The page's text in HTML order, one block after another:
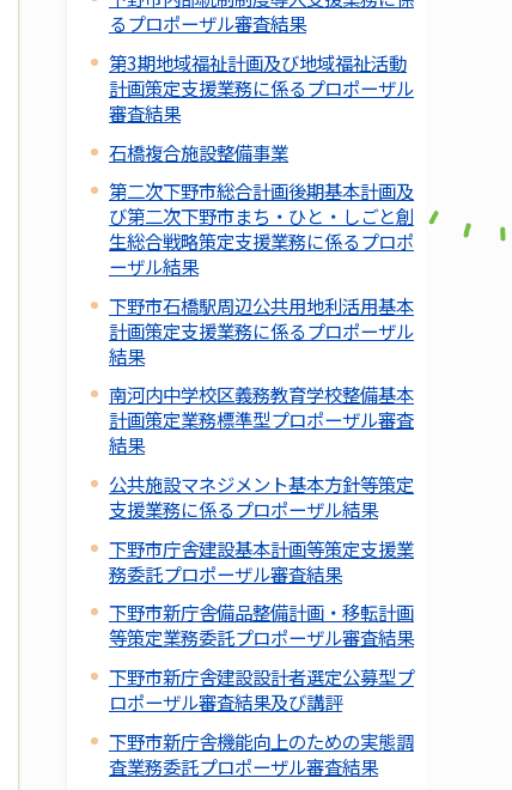
るプロポーザル審査結果
第3期地域福祉計画及び地域福祉活動
計画策定支援業務に係るプロポーザル
審査結果
石橋複合施設整備事業
第二次下野市総合計画後期基本計画及
び第二次下野市まち・ひと・しごと創
生総合戦略策定支援業務に係るプロポ
ーザル結果
下野市石橋駅周辺公共用地利活用基本
計画策定支援業務に係るプロポーザル
結果
南河内中学校区義務教育学校整備基本
計画策定業務標準型プロポーザル審査
結果
公共施設マネジメント基本方針等策定
支援業務に係るプロポーザル結果
下野市庁舎建設基本計画等策定支援業
務委託プロポーザル審査結果
下野市新庁舎備品整備計画・移転計画
等策定業務委託プロポーザル審査結果
下野市新庁舎建設設計者選定公募型プ
ロポーザル審査結果及び講評
下野市新庁舎機能向上のための実態調
査業務委託プロポーザル審査結果